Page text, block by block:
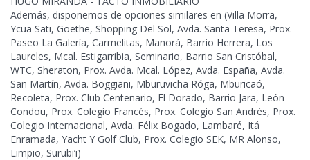
Además, disponemos de opciones similares en (Villa Morra,
Ycua Sati, Goethe, Shopping Del Sol, Avda. Santa Teresa, Prox.
Paseo La Galería, Carmelitas, Manorá, Barrio Herrera, Los
Laureles, Mcal. Estigarribia, Seminario, Barrio San Cristóbal,
WTC, Sheraton, Prox. Avda. Mcal. López, Avda. España, Avda.
San Martín, Avda. Boggiani, Mburuvicha Róga, Mburicaó,
Recoleta, Prox. Club Centenario, El Dorado, Barrio Jara, León
Condou, Prox. Colegio Francés, Prox. Colegio San Andrés, Prox.
Colegio Internacional, Avda. Félix Bogado, Lambaré, Itá
Enramada, Yacht Y Golf Club, Prox. Colegio SEK, MR Alonso,
Limpio, Surubi’i)